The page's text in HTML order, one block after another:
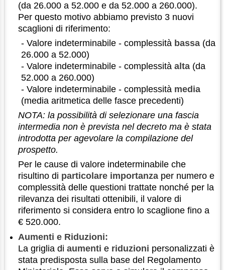
(da 26.000 a 52.000 e da 52.000 a 260.000).
Per questo motivo abbiamo previsto 3 nuovi
scaglioni di riferimento:
- Valore indeterminabile - complessità bassa (da
26.000 a 52.000)
- Valore indeterminabile - complessitàalta (da
52.000 a 260.000)
- Valore indeterminabile - complessità media
(media aritmetica delle fasce precedenti)
NOTA: la possibilità di selezionare una fascia
intermedia non è prevista nel decreto ma è stata
introdotta per agevolare la compilazione del
prospetto.
Per le cause di valore indeterminabile che
risultino di particolare importanza per numero e
complessità delle questioni trattate nonché per la
rilevanza dei risultati ottenibili, il valore di
riferimento si considera entro lo scaglione fino a
€ 520.000.
Aumenti e Riduzioni:
La griglia diaumenti e riduzioni personalizzati è
stata predisposta sulla base del Regolamento